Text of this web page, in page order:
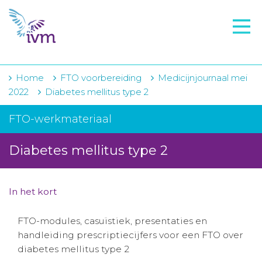
VMI
FTO voorbereiding
IVM-academie
Zorginstellingen
Voorschrijfgedrag
Projecten
Contact
Winkelwagentje
Home FTO voorbereiding
Medicijnjournaal mei
2022
Diabetes mellitus type 2
FTO-werkmateriaal
Diabetes mellitus type 2
In het kort
FTO-modules, casuïstiek, presentaties en
handleiding prescriptiecijfers voor een FTO over
diabetes mellitus type 2